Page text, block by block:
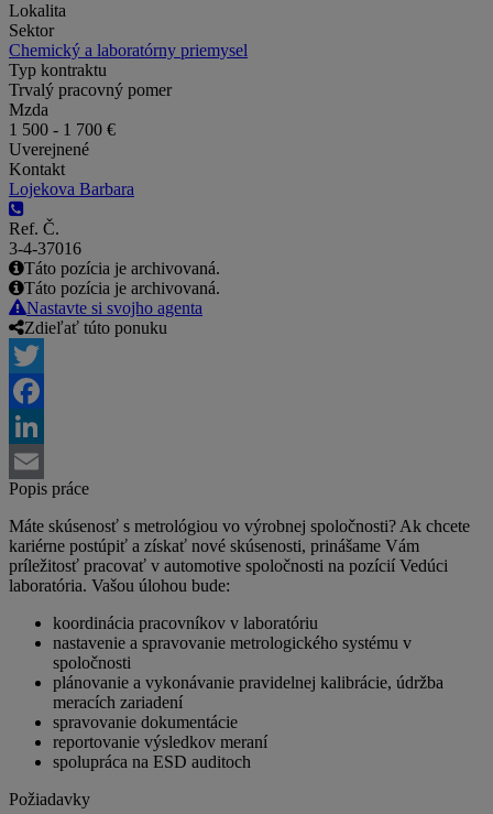
Lokalita
Sektor
Chemický a laboratórny priemysel
Typ kontraktu
Trvalý pracovný pomer
Mzda
1 500 - 1 700 €
Uverejnené
Kontakt
Lojekova Barbara
Ref. Č.
3-4-37016
Táto pozícia je archivovaná.
Táto pozícia je archivovaná.
Nastavte si svojho agenta
Zdieľať túto ponuku
Twitter
Facebook
LinkedIn
Email
Popis práce
Máte skúsenosť s metrológiou vo výrobnej spoločnosti? Ak chcete
kariérne postúpiť a získať nové skúsenosti, prinášame Vám
príležitosť pracovať v automotive spoločnosti na pozícií Vedúci
laboratória. Vašou úlohou bude:
koordinácia pracovníkov v laboratóriu
nastavenie a spravovanie metrologického systému v
spoločnosti
plánovanie a vykonávanie pravidelnej kalibrácie, údržba
meracích zariadení
spravovanie dokumentácie
reportovanie výsledkov meraní
spolupráca na ESD auditoch
Požiadavky